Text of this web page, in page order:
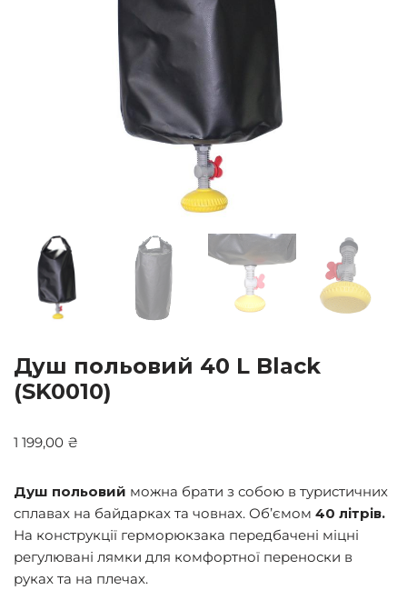
Душ польовий 40 L Black
(SK0010)
1 199,00 ₴
Душ польовий можна брати з собою в туристичних
сплавах на байдарках та човнах. Об’ємом 40 літрів.
На конструкції герморюкзака передбачені міцні
регулювані лямки для комфортної переноски в
руках та на плечах.